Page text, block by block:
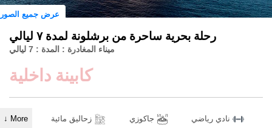
عرض جميع الصور
رحلة بحرية ساحرة من برشلونة لمدة ٧ ليالي
ميناء المغادرة : المدة : 7 ليالي
كابينة داخلية
نادي رياضي جاكوزي زحاليق مائية More
↓